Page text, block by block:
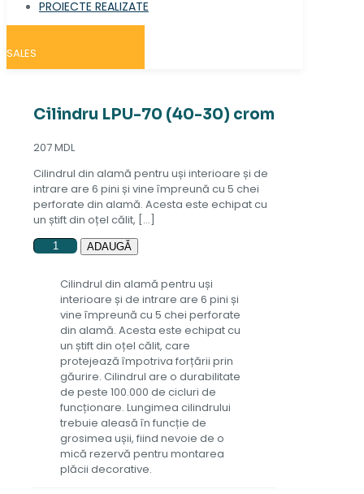
PROIECTE REALIZATE
SALES
Cilindru LPU-70 (40-30) crom
207MDL
Cilindrul din alamă pentru uși interioare și de
intrare are 6 pini și vine împreună cu 5 chei
perforate din alamă. Acesta este echipat cu
un știft din oțel călit, […]
Cantitate ADAUGĂ
Cilindrul din alamă pentru uși
interioare și de intrare are 6 pini și
vine împreună cu 5 chei perforate
din alamă. Acesta este echipat cu
un știft din oțel călit, care
protejează împotriva forțării prin
găurire. Cilindrul are o durabilitate
de peste 100.000 de cicluri de
funcționare. Lungimea cilindrului
trebuie aleasă în funcție de
grosimea ușii, fiind nevoie de o
mică rezervă pentru montarea
plăcii decorative.